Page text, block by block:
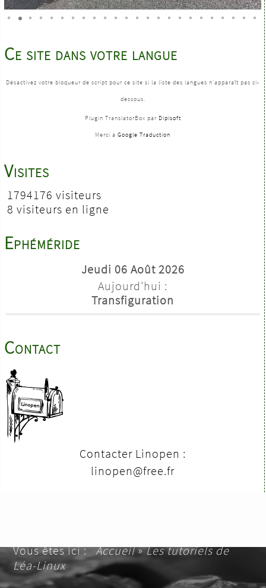
Ce site dans votre langue
Désactivez votre bloqueur de script pour ce site si la liste des langues n'apparaît pas ci-
dessous.
Plugin TranslatorBox par Dipisoft
Merci à Google Traduction
Visites
1794176 visiteurs
8 visiteurs en ligne
Ephéméride
Jeudi 06 Août 2026
Aujourd'hui :
Transfiguration
Contact
Contacter Linopen :
linopen@free.fr
Vous êtes ici :Accueil»Les tutoriels de
Léa-Linux